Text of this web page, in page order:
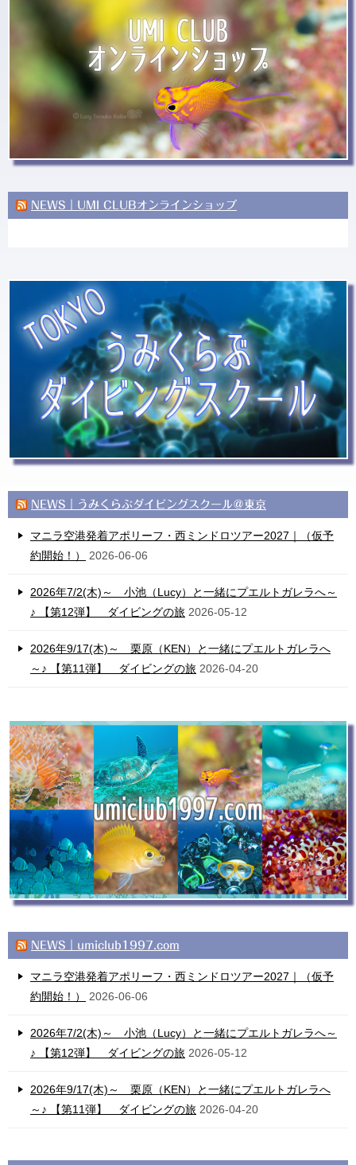
NEWS｜UMI CLUBオンラインショップ
NEWS｜うみくらぶダイビングスクール＠東京
マニラ空港発着アポリーフ・西ミンドロツアー2027｜（仮予
約開始！）
2026-06-06
2026年7/2(木)～ 小池（Lucy）と一緒にプエルトガレラへ～
♪ 【第12弾】 ダイビングの旅 2026-05-12
2026年9/17(木)～ 栗原（KEN）と一緒にプエルトガレラへ
～♪ 【第11弾】 ダイビングの旅 2026-04-20
NEWS｜umiclub1997.com
マニラ空港発着アポリーフ・西ミンドロツアー2027｜（仮予
約開始！）
2026-06-06
2026年7/2(木)～ 小池（Lucy）と一緒にプエルトガレラへ～
♪ 【第12弾】 ダイビングの旅 2026-05-12
2026年9/17(木)～ 栗原（KEN）と一緒にプエルトガレラへ
～♪ 【第11弾】 ダイビングの旅 2026-04-20